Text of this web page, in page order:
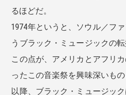
るほどだ。
1974年というと、ソウル／フ
うブラック・ミュージックの
この点が、アメリカとアフリ
ったこの音楽祭を興味深いも
以降、ブラック・ミュージッ